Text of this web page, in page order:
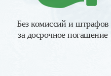
Без комиссий и штрафов
за досрочное погашение